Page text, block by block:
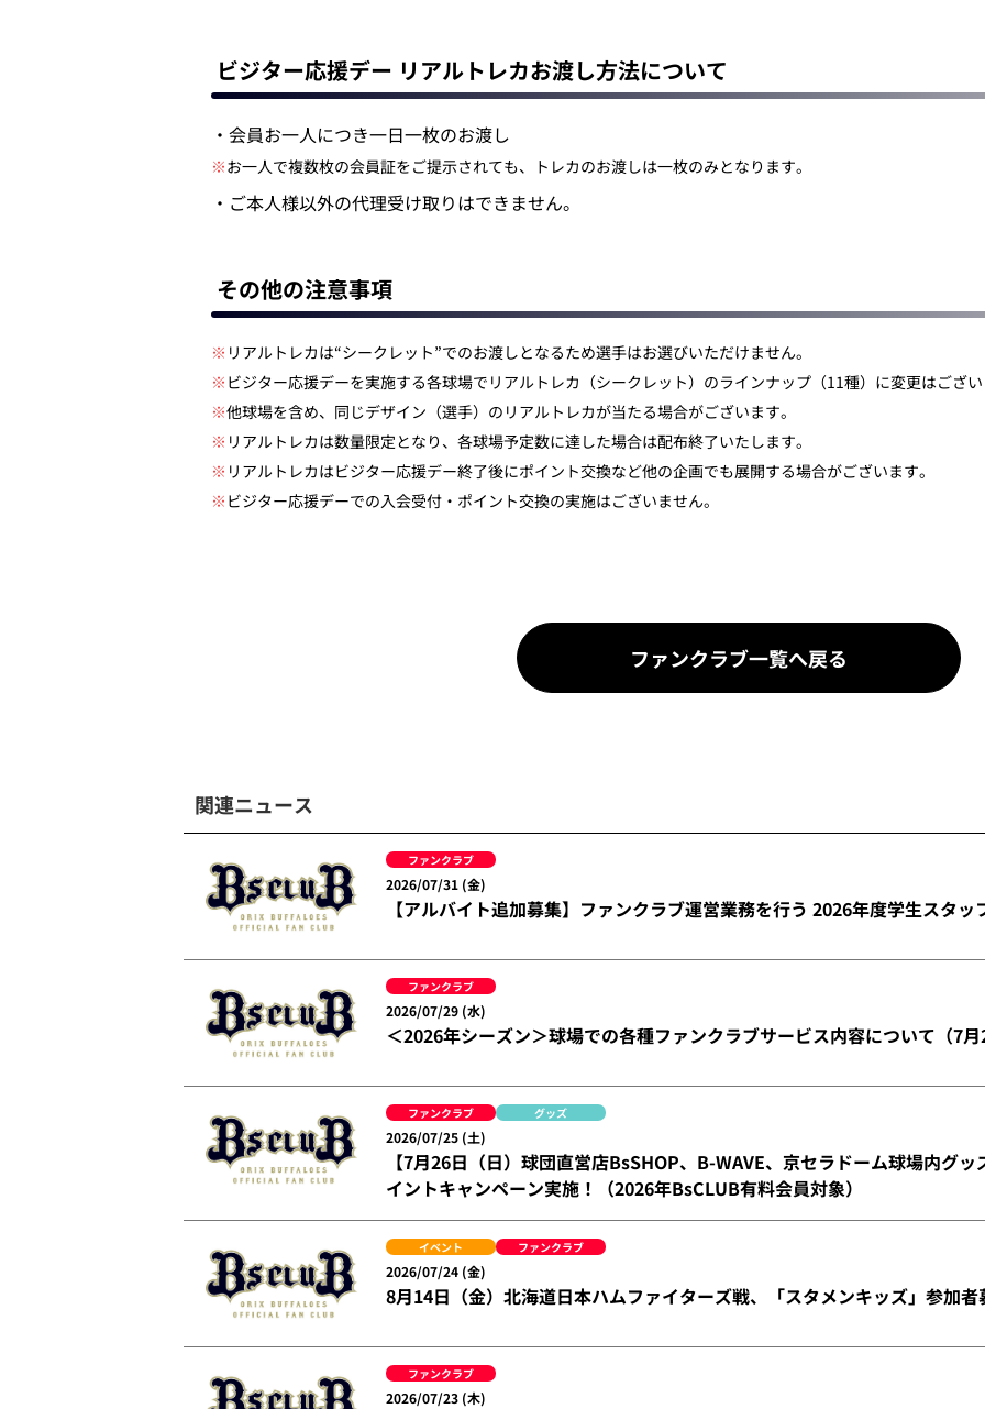
ビジター応援デー リアルトレカお渡し方法について
・会員お一人につき一日一枚のお渡し
※お一人で複数枚の会員証をご提示されても、トレカのお渡しは一枚のみとなります。
・ご本人様以外の代理受け取りはできません。
その他の注意事項
※ リアルトレカは“シークレット”でのお渡しとなるため選手はお選びいただけません。
※ ビジター応援デーを実施する各球場でリアルトレカ（シークレット）のラインナップ（11種）に変更はござ
※他球場を含め、同じデザイン（選手）のリアルトレカが当たる場合がございます。
※ リアルトレカは数量限定となり、各球場予定数に達した場合は配布終了いたします。
※ リアルトレカはビジター応援デー終了後にポイント交換など他の企画でも展開する場合がございます。
※ ビジター応援デーでの入会受付・ポイント交換の実施はございません。
ファンクラブ一覧へ戻る
関連ニュース
ファンクラブ
2026/07/31 (金)
【アルバイト追加募集】ファンクラブ運営業務を行う 2026年度学生スタッ
ファンクラブ
2026/07/29 (水)
＜2026年シーズン＞球場での各種ファンクラブサービス内容について（7
ファンクラブ グッズ
2026/07/25 (土)
【7月26日（日）球団直営店BsSHOP、B-WAVE、京セラドーム球場内グ
イントキャンペーン実施！（2026年BsCLUB有料会員対象）
イベント ファンクラブ
2026/07/24 (金)
8月14日（金）北海道日本ハムファイターズ戦、「スタメンキッズ」参加
ファンクラブ
2026/07/23 (木)